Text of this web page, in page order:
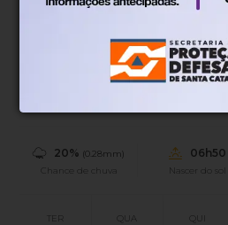
12°
20% (0.28mm)
Chance de chuva
06h50
Nascer do sol
TER QUA